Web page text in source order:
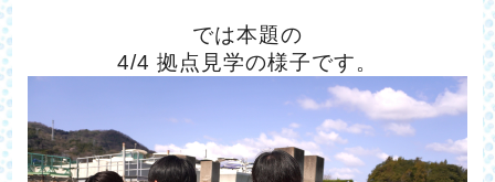
では本題の
4/4 拠点見学の様子です。